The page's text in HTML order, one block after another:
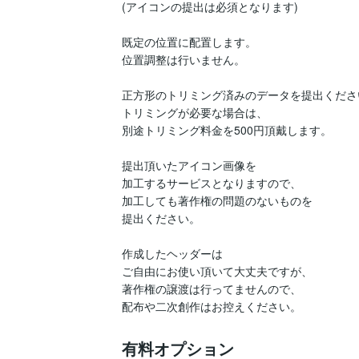
(アイコンの提出は必須となります)
既定の位置に配置します。
位置調整は行いません。
正方形のトリミング済みのデータを提出くだ
トリミングが必要な場合は、
別途トリミング料金を500円頂戴します。
提出頂いたアイコン画像を
加工するサービスとなりますので、
加工しても著作権の問題のないものを
提出ください。
作成したヘッダーは
ご自由にお使い頂いて大丈夫ですが、
著作権の譲渡は行ってませんので、
配布や二次創作はお控えください。
有料オプション